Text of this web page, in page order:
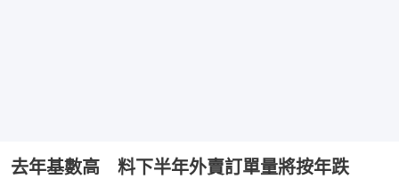
去年基數高 料下半年外賣訂單量將按年跌